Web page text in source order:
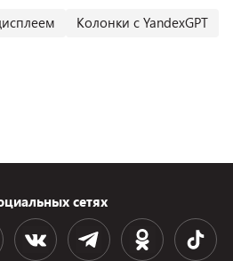
Колонки с YandexGPT
сетях